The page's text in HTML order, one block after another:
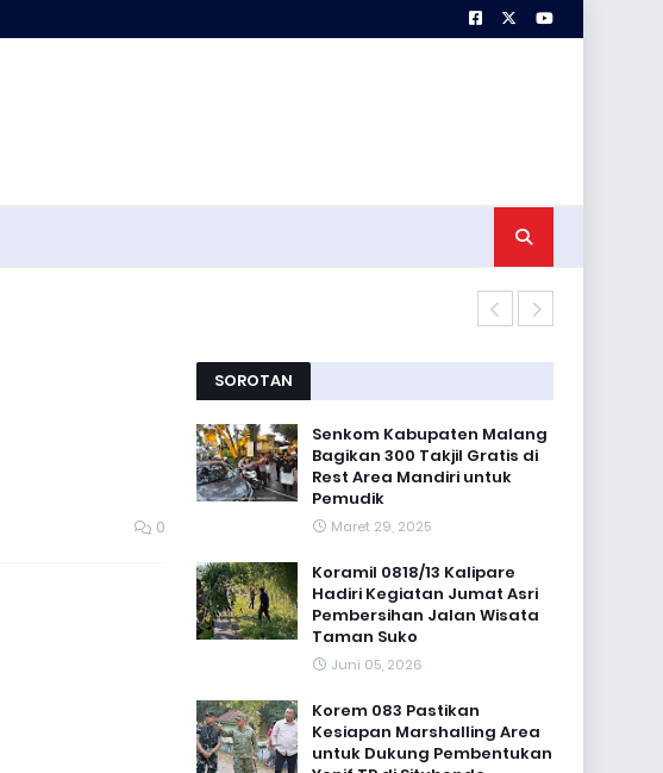
0
SOROTAN
Senkom Kabupaten Malang
Bagikan 300 Takjil Gratis di
Rest Area Mandiri untuk
Pemudik
Maret 29, 2025
Koramil 0818/13 Kalipare
Hadiri Kegiatan Jumat Asri
Pembersihan Jalan Wisata
Taman Suko
Juni 05, 2026
Korem 083 Pastikan
Kesiapan Marshalling Area
untuk Dukung Pembentukan